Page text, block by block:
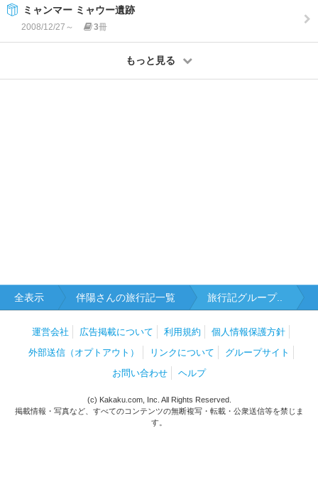
ミャンマー ミャウー遺跡
2008/12/27～ 3冊
もっと見る
全表示 伴陽さんの旅行記一覧 旅行記グループ..
運営会社 広告掲載について 利用規約
個人情報保護方針
外部送信（オプトアウト）
リンクについて
グループサイト
お問い合わせ
ヘルプ
(c) Kakaku.com, Inc. All Rights Reserved.
掲載情報・写真など、すべてのコンテンツの無断複写・転載・公衆送信等を禁じま
す。